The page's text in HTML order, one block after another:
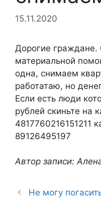
15.11.2020
Дорогие
материальной
одна, снимаем
работатаю, но
Если есть люди
рублей скиньте на
4817760216151211
89126495197
Автор записи:
Не могу